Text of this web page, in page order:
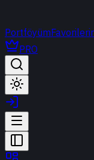
Portföyüm
PRO